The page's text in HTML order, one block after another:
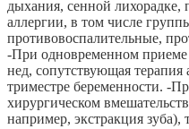
дыхания, сенной лихорадке,
аллергии, в том числе
противовоспалительные,
-При одновременном приеме
нед, сопутствующая
триместре беременности. -
хирургическом
например, экстракция